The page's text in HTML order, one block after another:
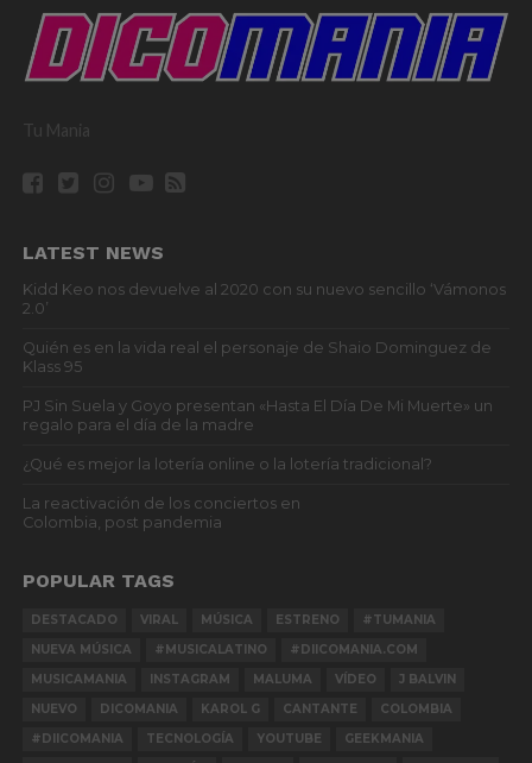
Tu Mania
LATEST NEWS
Kidd Keo nos devuelve al 2020 con su nuevo sencillo ‘Vámonos
2.0’
Quién es en la vida real el personaje de Shaio Dominguez de
Klass 95
PJ Sin Suela y Goyo presentan «Hasta El Día De Mi Muerte» un
regalo para el día de la madre
¿Qué es mejor la lotería online o la lotería tradicional?
La reactivación de los conciertos en
Colombia, post pandemia
POPULAR TAGS
DESTACADO VIRAL MÚSICA ESTRENO
#TUMANIA
NUEVA MÚSICA
#MUSICALATINO
#DIICOMANIA.COM
MUSICAMANIA
INSTAGRAM MALUMA VÍDEO
J BALVIN
NUEVO
DICOMANIA KAROL G CANTANTE
COLOMBIA
#DIICOMANIA
TECNOLOGÍA YOUTUBE
GEEKMANIA